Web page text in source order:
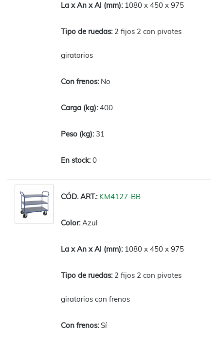
1080 x 450 x 975
2 fijos 2 con pivotes
giratorios
No
400
31
0
KM4127-BB
Azul
1080 x 450 x 975
2 fijos 2 con pivotes
giratorios con frenos
Sí